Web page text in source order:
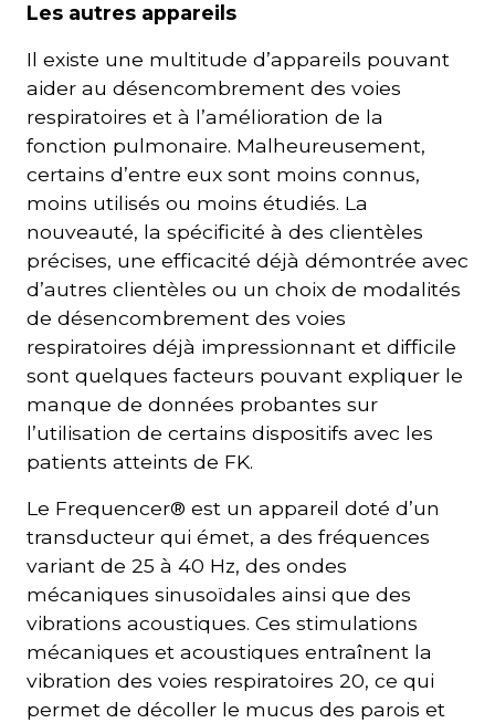
Les autres appareils
Il existe une multitude d’appareils pouvant
aider au désencombrement des voies
respiratoires et à l’amélioration de la
fonction pulmonaire. Malheureusement,
certains d’entre eux sont moins connus,
moins utilisés ou moins étudiés. La
nouveauté, la spécificité à des clientèles
précises, une efficacité déjà démontrée avec
d’autres clientèles ou un choix de modalités
de désencombrement des voies
respiratoires déjà impressionnant et difficile
sont quelques facteurs pouvant expliquer le
manque de données probantes sur
l’utilisation de certains dispositifs avec les
patients atteints de FK.
Le Frequencer® est un appareil doté d’un
transducteur qui émet, a des fréquences
variant de 25 à 40 Hz, des ondes
mécaniques sinusoïdales ainsi que des
vibrations acoustiques. Ces stimulations
mécaniques et acoustiques entraînent la
vibration des voies respiratoires 20, ce qui
permet de décoller le mucus des parois et